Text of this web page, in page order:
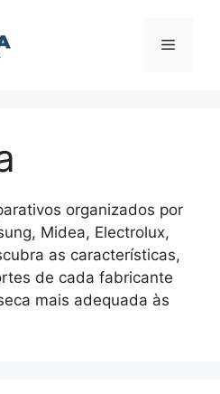
Menu
organizados por
Midea, Electrolux,
as características,
de cada fabricante
mais adequada às